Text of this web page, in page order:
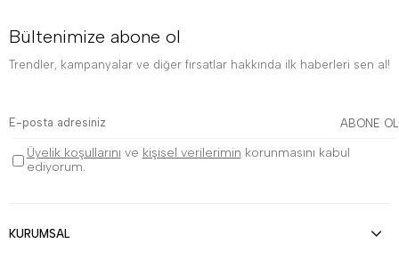
Bültenimize abone ol
Trendler, kampanyalar ve diğer fırsatlar hakkında ilk haberleri sen al!
ABONE OL
Üyelik koşullarını ve kişisel verilerimin korunmasını kabul
ediyorum.
KURUMSAL